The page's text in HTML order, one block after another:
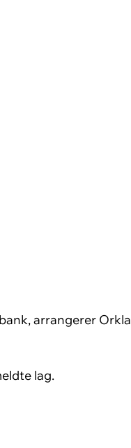
arrangerer Orkla
lag.